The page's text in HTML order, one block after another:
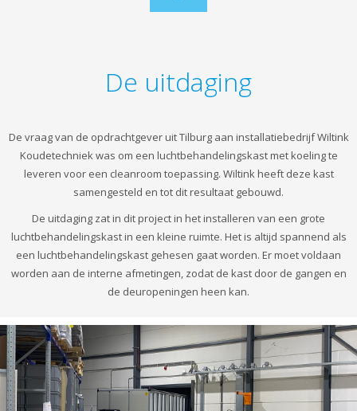
to
De uitdaging
De vraag van de opdrachtgever uit Tilburg aan installatiebedrijf Wiltink
Koudetechniek was om een luchtbehandelingskast met koeling te
leveren voor een cleanroom toepassing. Wiltink heeft deze kast
samengesteld en tot dit resultaat gebouwd.
De uitdaging zat in dit project in het installeren van een grote
luchtbehandelingskast in een kleine ruimte. Het is altijd spannend als
een luchtbehandelingskast gehesen gaat worden. Er moet voldaan
worden aan de interne afmetingen, zodat de kast door de gangen en
de deuropeningen heen kan.